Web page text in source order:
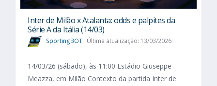
Inter de Milão x Atalanta: odds e palpites da
Série A da Itália (14/03)
SportingBOT Última atualização: 13/03/2026
14/03/26 (sábado), às 11:00 Estádio Giuseppe
Meazza, em Milão Contexto da partida Inter de